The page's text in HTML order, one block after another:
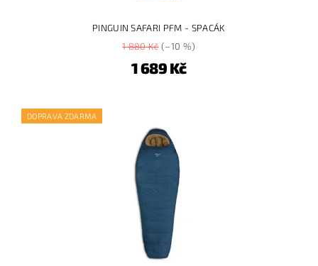
PINGUIN SAFARI PFM - SPACÁK
1 880 Kč(–10 %)
1 689 Kč
DOPRAVA ZDARMA